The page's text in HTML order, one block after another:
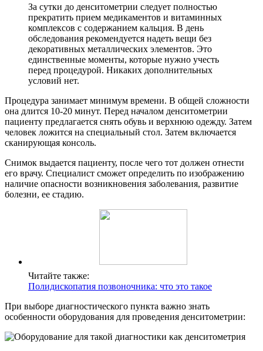
За сутки до денситометрии следует полностью
прекратить прием медикаментов и витаминных
комплексов с содержанием кальция. В день
обследования рекомендуется надеть вещи без
декоративных металлических элементов. Это
единственные моменты, которые нужно учесть
перед процедурой. Никаких дополнительных
условий нет.
Процедура занимает минимум времени. В общей сложности
она длится 10-20 минут. Перед началом денситометрии
пациенту предлагается снять обувь и верхнюю одежду. Затем
человек ложится на специальный стол. Затем включается
сканирующая консоль.
Снимок выдается пациенту, после чего тот должен отнести
его врачу. Специалист сможет определить по изображению
наличие опасности возникновения заболевания, развитие
болезни, ее стадию.
Читайте также:
Полидископатия позвоночника: что это такое
При выборе диагностического пункта важно знать
особенности оборудования для проведения денситометрии: